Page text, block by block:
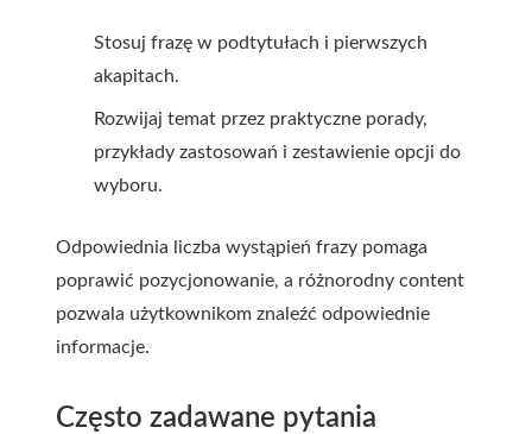
Stosuj frazę w podtytułach i pierwszych
akapitach.
Rozwijaj temat przez praktyczne porady,
przykłady zastosowań i zestawienie opcji do
wyboru.
Odpowiednia liczba wystąpień frazy pomaga
poprawić pozycjonowanie, a różnorodny content
pozwala użytkownikom znaleźć odpowiednie
informacje.
Często zadawane pytania